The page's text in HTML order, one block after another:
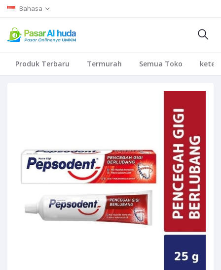
Bahasa
Produk Terbaru Termurah Semua Toko